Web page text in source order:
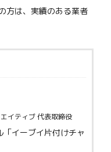
方は、実績のある業者
イティブ 代表取締役
「イーブイ片付けチャ